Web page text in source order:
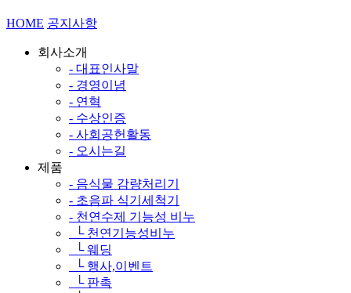
HOME 공지사항
회사소개
- 대표인사말
- 경영이념
- 연혁
- 수상인증
- 사회공헌활동
- 오시는길
제품
- 음식물 감량처리기
- 초음파 식기세척기
- 천연수제 기능성 비누
└ 천연기능성비누
└ 웨딩
└ 행사,이벤트
└ 판촉